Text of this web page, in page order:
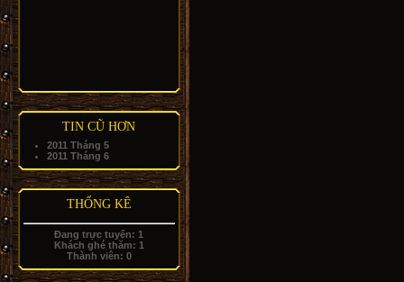
TIN CŨ HƠN
2011 Tháng 5
2011 Tháng 6
THỐNG KÊ
Đang trực tuyến: 1
Khách ghé thăm: 1
Thành viên: 0